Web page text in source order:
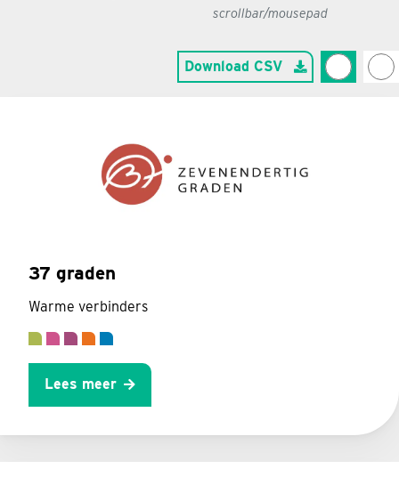
scrollbar/mousepad
Download CSV
37 graden
Warme verbinders
Lees meer